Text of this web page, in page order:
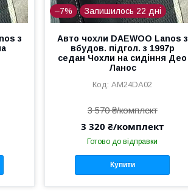
з
–7% Залишилось 22 дні
Авто чохли DAEWOO Lanos з
вбудов. підгол. з 1997р
седан Чохли на сидіння Део
Ланос
AM24DA02
3 570 ₴/комплект
3 320 ₴/комплект
Готово до відправки
Купити